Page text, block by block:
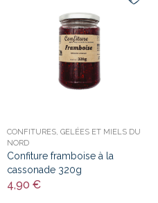
CONFITURES, GELÉES ET MIELS DU
NORD
Confiture framboise à la
cassonade 320g
4,90 €